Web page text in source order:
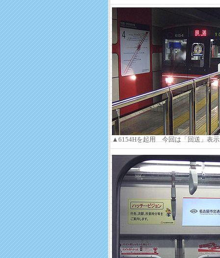
▲6154Hを起用 今回は「回送」表示